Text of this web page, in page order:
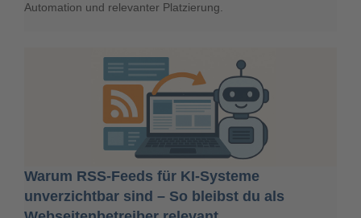
Automation und relevanter Platzierung.
Warum RSS-Feeds für KI-Systeme
unverzichtbar sind – So bleibst du als